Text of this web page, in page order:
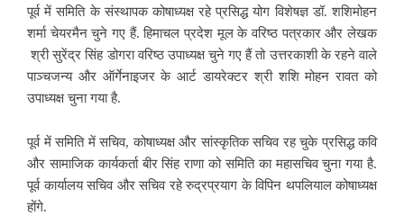
पूर्व में समिति के संस्थापक कोषाध्यक्ष रहे प्रसिद्ध योग विशेषज्ञ डॉ. शशिमोहन
शर्मा चेयरमैन चुने गए हैं. हिमाचल प्रदेश मूल के वरिष्ठ पत्रकार और लेखक
श्री सुरेंद्र सिंह डोगरा वरिष्ठ उपाध्यक्ष चुने गए हैं तो उत्तरकाशी के रहने वाले
पाञ्चजन्य और ऑर्गेनाइजर के आर्ट डायरेक्टर श्री शशि मोहन रावत को
उपाध्यक्ष चुना गया है.
पूर्व में समिति में सचिव, कोषाध्यक्ष और सांस्कृतिक सचिव रह चुके प्रसिद्ध कवि
और सामाजिक कार्यकर्ता बीर सिंह राणा को समिति का महासचिव चुना गया है.
पूर्व कार्यालय सचिव और सचिव रहे रुद्रप्रयाग के विपिन थपलियाल कोषाध्यक्ष
होंगे.